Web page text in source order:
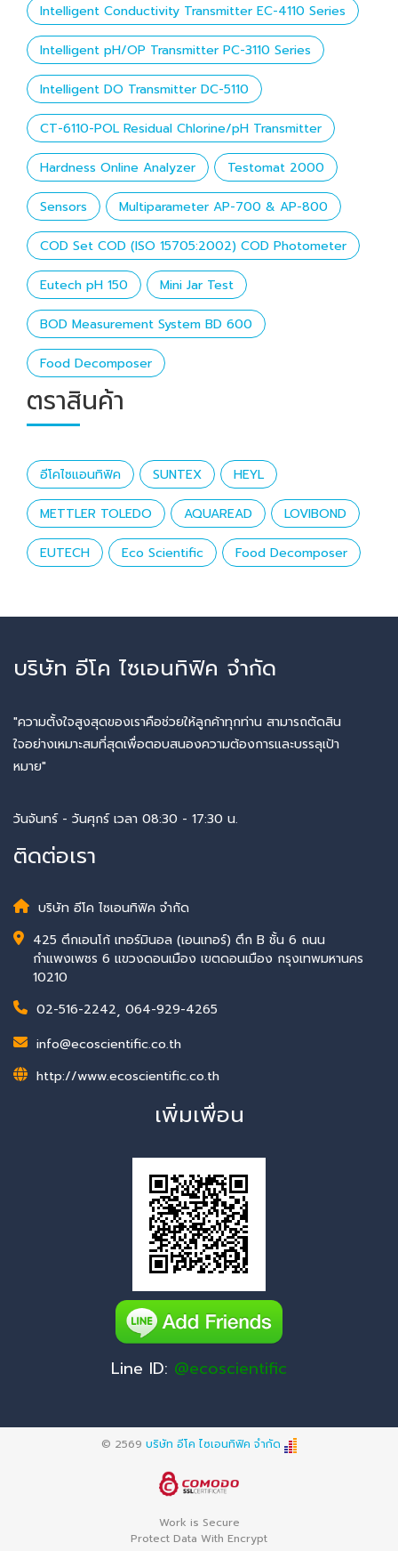
Intelligent Conductivity Transmitter EC-4110 Series
Intelligent pH/OP Transmitter PC-3110 Series
Intelligent DO Transmitter DC-5110
CT-6110-POL Residual Chlorine/pH Transmitter
Hardness Online Analyzer Testomat 2000
Sensors Multiparameter AP-700 & AP-800
COD Set COD (ISO 15705:2002) COD Photometer
Eutech pH 150 Mini Jar Test
BOD Measurement System BD 600
Food Decomposer
ตราสินค้า
อีโคไซแอนทิฟิค SUNTEX HEYL
METTLER TOLEDO AQUAREAD LOVIBOND
EUTECH Eco Scientific Food Decomposer
บริษัท อีโค ไซเอนทิฟิค จำกัด
"ความตั้งใจสูงสุดของเราคือช่วยให้ลูกค้าทุกท่าน สามารถตัดสิน
ใจอย่างเหมาะสมที่สุดเพื่อตอบสนองความต้องการและบรรลุเป้า
หมาย"
วันจันทร์ - วันศุกร์ เวลา 08:30 - 17:30 น.
ติดต่อเรา
บริษัท อีโค ไซเอนทิฟิค จำกัด
425 ตึกเอนโก้ เทอร์มินอล (เอนเทอร์) ตึก B ชั้น 6 ถนน
กำแพงเพชร 6 แขวงดอนเมือง เขตดอนเมือง กรุงเทพมหานคร
10210
02-516-2242, 064-929-4265
info@ecoscientific.co.th
http://www.ecoscientific.co.th
เพิ่มเพื่อน
Line ID: @ecoscientific
© 2569 บริษัท อีโค ไซเอนทิฟิค จำกัด
Work is Secure
Protect Data With Encrypt